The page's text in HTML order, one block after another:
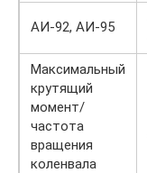
АИ-92, АИ-95
Максимальный
крутящий
момент/
частота
вращения
коленвала